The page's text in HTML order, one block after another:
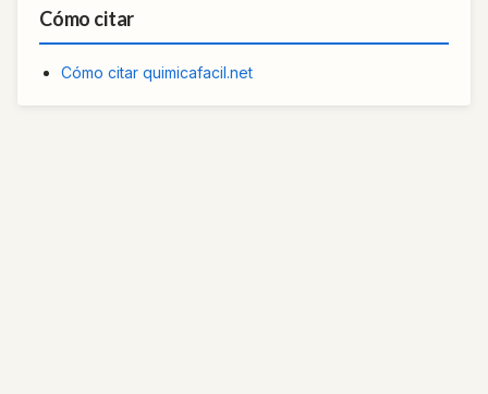
Cómo citar
Cómo citar quimicafacil.net